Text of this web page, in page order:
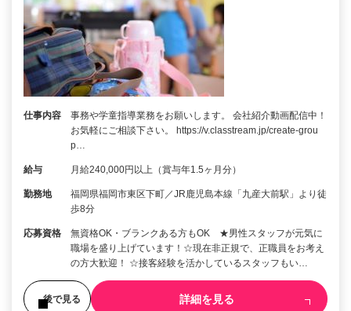
仕事内容
事務や学童指導業務をお願いします。 会社紹介動画配信中！
お気軽にご相談下さい。 https://v.classtream.jp/create-grou
p…
給与 月給240,000円以上（賞与年1.5ヶ月分）
勤務地
福岡県福岡市東区下町／JR鹿児島本線「九産大前駅」より徒
歩8分
応募資格
無資格OK・ブランクある方もOK ★男性スタッフが元気に
職場を盛り上げています！☆現在非正規で、正職員をお考え
の方大歓迎！ ☆接客経験を活かしているスタッフもい…
後で見る 詳細を見る